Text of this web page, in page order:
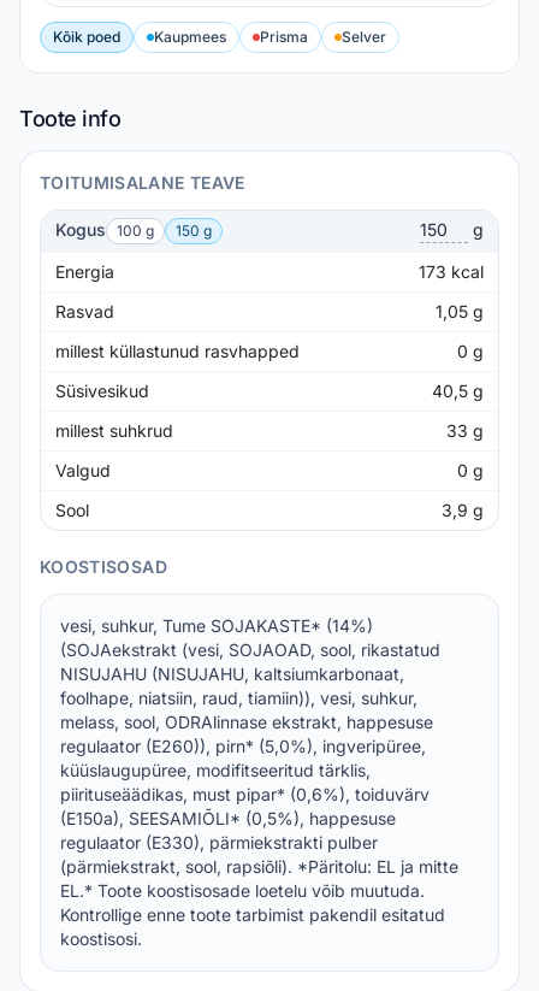
Kõik poed Kaupmees Prisma Selver
Toote info
TOITUMISALANE TEAVE
Kogus 100 g 150 g g
Energia 173 kcal
Rasvad
1,05 g
millest küllastunud rasvhapped
0 g
Süsivesikud
40,5 g
millest suhkrud
33 g
Valgud
0 g
Sool
3,9 g
KOOSTISOSAD
vesi, suhkur, Tume SOJAKASTE* (14%)
(SOJAekstrakt (vesi, SOJAOAD, sool, rikastatud
NISUJAHU (NISUJAHU, kaltsiumkarbonaat,
foolhape, niatsiin, raud, tiamiin)), vesi, suhkur,
melass, sool, ODRAlinnase ekstrakt, happesuse
regulaator (E260)), pirn* (5,0%), ingveripüree,
küüslaugupüree, modifitseeritud tärklis,
piirituseäädikas, must pipar* (0,6%), toiduvärv
(E150a), SEESAMIÕLI* (0,5%), happesuse
regulaator (E330), pärmiekstrakti pulber
(pärmiekstrakt, sool, rapsiõli). *Päritolu: EL ja mitte
EL.* Toote koostisosade loetelu võib muutuda.
Kontrollige enne toote tarbimist pakendil esitatud
koostisosi.